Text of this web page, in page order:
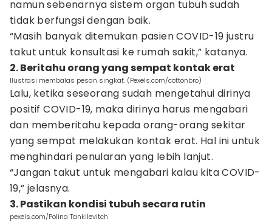
namun sebenarnya sistem organ tubuh sudah
tidak berfungsi dengan baik.
“Masih banyak ditemukan pasien COVID-19 justru
takut untuk konsultasi ke rumah sakit,” katanya.
2. Beritahu orang yang sempat kontak erat
Ilustrasi membalas pesan singkat. (Pexels.com/cottonbro)
Lalu, ketika seseorang sudah mengetahui dirinya
positif COVID-19, maka dirinya harus mengabari
dan memberitahu kepada orang-orang sekitar
yang sempat melakukan kontak erat. Hal ini untuk
menghindari penularan yang lebih lanjut.
“Jangan takut untuk mengabari kalau kita COVID-
19,” jelasnya.
3. Pastikan kondisi tubuh secara rutin
pexels.com/Polina Tankilevitch